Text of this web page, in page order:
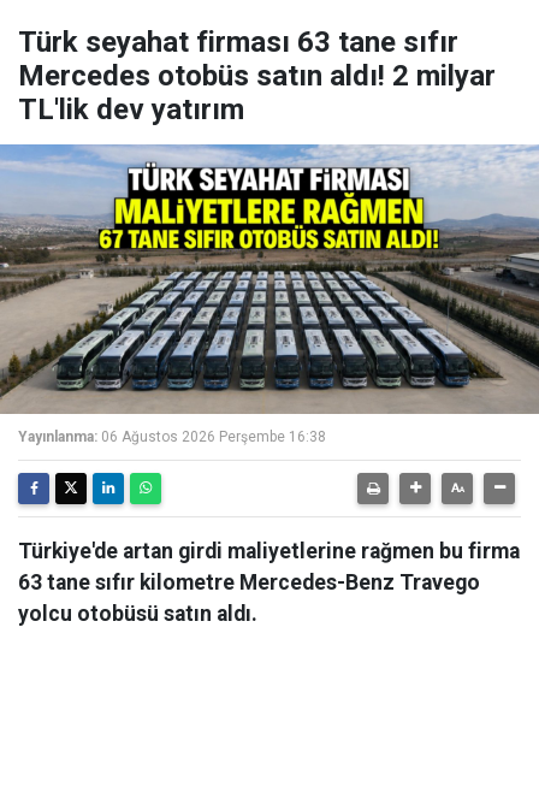
Türk seyahat firması 63 tane sıfır
Mercedes otobüs satın aldı! 2 milyar
TL'lik dev yatırım
Yayınlanma: 06 Ağustos 2026 Perşembe 16:38
Türkiye'de artan girdi maliyetlerine rağmen bu firma
63 tane sıfır kilometre Mercedes-Benz Travego
yolcu otobüsü satın aldı.